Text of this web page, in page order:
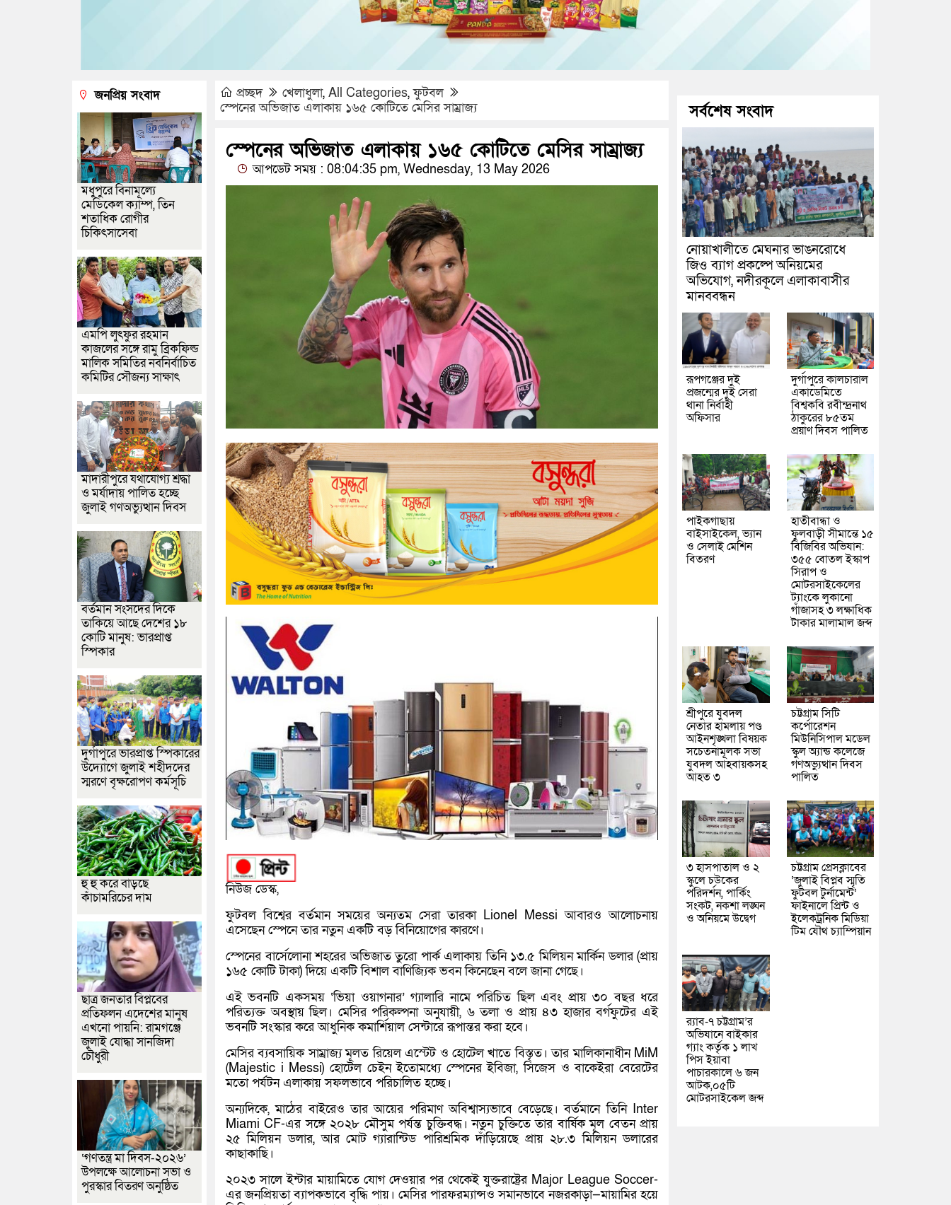
প্রচ্ছদ খেলাধুলা, All Categories,ফুটবল
স্পেনের অভিজাত এলাকায় ১৬৫ কোটিতে মেসির সাম্রাজ্য
স্পেনের অভিজাত এলাকায় ১৬৫ কোটিতে মেসির সাম্রাজ্য
আপডেট সময় : 08:04:35 pm, Wednesday, 13 May 2026
নিউজ ডেস্ক,
ফুটবল বিশ্বের বর্তমান সময়ের অন্যতম সেরা তারকা Lionel Messi আবারও আলোচনায়
এসেছেন স্পেনে তার নতুন একটি বড় বিনিয়োগের কারণে।
স্পেনের বার্সেলোনা শহরের অভিজাত তুরো পার্ক এলাকায় তিনি ১৩.৫ মিলিয়ন মার্কিন ডলার (প্রায়
১৬৫ কোটি টাকা) দিয়ে একটি বিশাল বাণিজ্যিক ভবন কিনেছেন বলে জানা গেছে।
এই ভবনটি একসময় ‘ভিয়া ওয়াগনার’ গ্যালারি নামে পরিচিত ছিল এবং প্রায় ৩০ বছর ধরে
পরিত্যক্ত অবস্থায় ছিল। মেসির পরিকল্পনা অনুযায়ী, ৬ তলা ও প্রায় ৪৩ হাজার বর্গফুটের এই
ভবনটি সংস্কার করে আধুনিক কমার্শিয়াল সেন্টারে রূপান্তর করা হবে।
মেসির ব্যবসায়িক সাম্রাজ্য মূলত রিয়েল এস্টেট ও হোটেল খাতে বিস্তৃত। তার মালিকানাধীন MiM
(Majestic i Messi) হোটেল চেইন ইতোমধ্যে স্পেনের ইবিজা, সিজেস ও বাকেইরা বেরেটের
মতো পর্যটন এলাকায় সফলভাবে পরিচালিত হচ্ছে।
অন্যদিকে, মাঠের বাইরেও তার আয়ের পরিমাণ অবিশ্বাস্যভাবে বেড়েছে। বর্তমানে তিনি Inter
Miami CF-এর সঙ্গে ২০২৮ মৌসুম পর্যন্ত চুক্তিবদ্ধ। নতুন চুক্তিতে তার বার্ষিক মূল বেতন প্রায়
২৫ মিলিয়ন ডলার, আর মোট গ্যারান্টিড পারিশ্রমিক দাঁড়িয়েছে প্রায় ২৮.৩ মিলিয়ন ডলারের
কাছাকাছি।
২০২৩ সালে ইন্টার মায়ামিতে যোগ দেওয়ার পর থেকেই যুক্তরাষ্ট্রের Major League Soccer-
এর জনপ্রিয়তা ব্যাপকভাবে বৃদ্ধি পায়। মেসির পারফরম্যান্সও সমানভাবে নজরকাড়া—মায়ামির হয়ে
জনপ্রিয় সংবাদ
মধুপুরে বিনামূল্যে
মেডিকেল ক্যাম্প, তিন
শতাধিক রোগীর
চিকিৎসাসেবা
এমপি লুৎফুর রহমান
কাজলের সঙ্গে রামু ব্রিকফিল্ড
মালিক সমিতির নবনির্বাচিত
কমিটির সৌজন্য সাক্ষাৎ
মাদারীপুরে যথাযোগ্য শ্রদ্ধা
ও মর্যাদায় পালিত হচ্ছে
জুলাই গণঅভ্যুত্থান দিবস
বর্তমান সংসদের দিকে
তাকিয়ে আছে দেশের ১৮
কোটি মানুষ: ভারপ্রাপ্ত
স্পিকার
দুর্গাপুরে ভারপ্রাপ্ত স্পিকারের
উদ্যোগে জুলাই শহীদদের
স্মরণে বৃক্ষরোপণ কর্মসূচি
হু হু করে বাড়ছে
কাঁচামরিচের দাম
ছাত্র জনতার বিপ্লবের
প্রতিফলন এদেশের মানুষ
এখনো পায়নি: রামগঞ্জে
জুলাই যোদ্ধা সানজিদা
চৌধুরী
‘গণতন্ত্র মা দিবস-২০২৬’
উপলক্ষে আলোচনা সভা ও
পুরস্কার বিতরণ অনুষ্ঠিত
সর্বশেষ সংবাদ
নোয়াখালীতে মেঘনার ভাঙনরোধে
জিও ব্যাগ প্রকল্পে অনিয়মের
অভিযোগ, নদীরকূলে এলাকাবাসীর
মানববন্ধন
রূপগঞ্জের দুই
প্রজন্মের দুই সেরা
থানা নির্বাহী
অফিসার
দুর্গাপুরে কালচারাল
একাডেমিতে
বিশ্বকবি রবীন্দ্রনাথ
ঠাকুরের ৮৫তম
প্রয়াণ দিবস পালিত
পাইকগাছায়
বাইসাইকেল, ভ্যান
ও সেলাই মেশিন
বিতরণ
হাতীবান্ধা ও
ফুলবাড়ী সীমান্তে ১৫
বিজিবির অভিযান:
৩৫৫ বোতল ইস্কাপ
সিরাপ ও
মোটরসাইকেলের
ট্যাংকে লুকানো
গাঁজাসহ ৩ লক্ষাধিক
টাকার মালামাল জব্দ
শ্রীপুরে যুবদল
নেতার হামলায় পণ্ড
আইনশৃঙ্খলা বিষয়ক
সচেতনামূলক সভা
যুবদল আহবায়কসহ
আহত ৩
চট্টগ্রাম সিটি
কর্পোরেশন
মিউনিসিপাল মডেল
স্কুল অ্যান্ড কলেজে
গণঅভ্যুত্থান দিবস
পালিত
৩ হাসপাতাল ও ২
স্কুলে চউকের
পরিদর্শন, পার্কিং
সংকট, নকশা লঙ্ঘন
ও অনিয়মে উদ্বেগ
চট্টগ্রাম প্রেসক্লাবের
‘জুলাই বিপ্লব স্মৃতি
ফুটবল টুর্নামেন্ট’
ফাইনালে প্রিন্ট ও
ইলেকট্রনিক মিডিয়া
টিম যৌথ চ্যাম্পিয়ান
র‌্যাব-৭ চট্টগ্রাম’র
অভিযানে বাইকার
গ্যাং কর্তৃক ১ লাখ
পিস ইয়াবা
পাচারকালে ৬ জন
আটক,০৫টি
মোটরসাইকেল জব্দ